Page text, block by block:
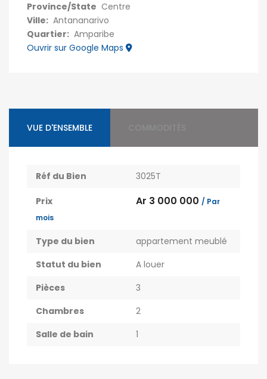
Province/State Centre
Ville: Antananarivo
Quartier: Amparibe
Ouvrir sur Google Maps
VUE D'ENSEMBLE
Réf du Bien 3025T
Prix Ar 3 000 000 / Par
mois
Type du bien
appartement meublé
Statut du bien
A louer
Pièces
3
Chambres
2
Salle de bain
1